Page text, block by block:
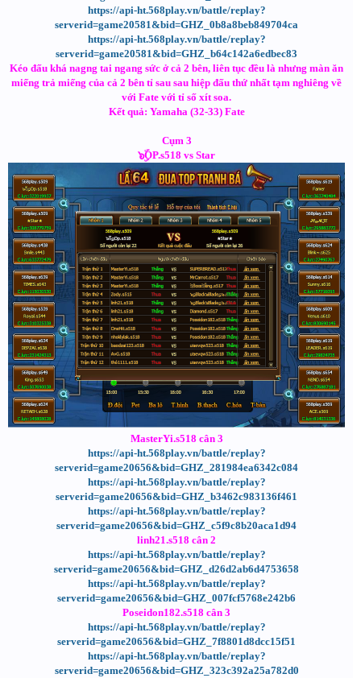
https://api-ht.568play.vn/battle/replay?
serverid=game20581&bid=GHZ_0b8a8beb849704ca
https://api-ht.568play.vn/battle/replay?
serverid=game20581&bid=GHZ_b64c142a6edbec83
Kéo đấu khá nagng tai ngang sức ở cả 2 bên, liên tục đều là nhưng màn ăn
miếng trả miếng của cả 2 bên tỉ sau sau hiệp đấu thứ nhất tạm nghiêng về
với Fate với tỉ số xít soa.
Kết quả: Yamaha (32-33) Fate
Cụm 3
๖ۣۜOP.s518 vs Star
MasterYi.s518 cân 3
https://api-ht.568play.vn/battle/replay?
serverid=game20656&bid=GHZ_281984ea6342c084
https://api-ht.568play.vn/battle/replay?
serverid=game20656&bid=GHZ_b3462c983136f461
https://api-ht.568play.vn/battle/replay?
serverid=game20656&bid=GHZ_c5f9c8b20aca1d94
linh21.s518 cân 2
https://api-ht.568play.vn/battle/replay?
serverid=game20656&bid=GHZ_d26d2ab6d4753658
https://api-ht.568play.vn/battle/replay?
serverid=game20656&bid=GHZ_007fcf5768e242b6
Poseidon182.s518 cân 3
https://api-ht.568play.vn/battle/replay?
serverid=game20656&bid=GHZ_7f8801d8dcc15f51
https://api-ht.568play.vn/battle/replay?
serverid=game20656&bid=GHZ_323c392a25a782d0